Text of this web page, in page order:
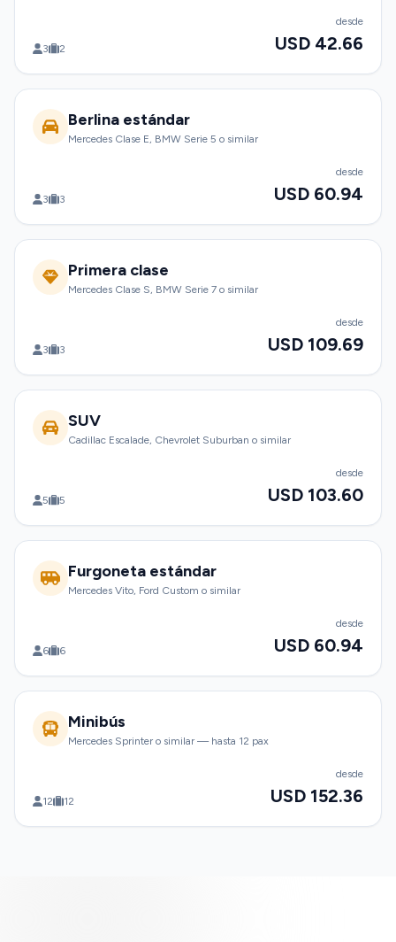
3 2
desde
USD 42.66
Berlina estándar
Mercedes Clase E, BMW Serie 5 o similar
3 3
desde
USD 60.94
Primera clase
Mercedes Clase S, BMW Serie 7 o similar
3 3
desde
USD 109.69
SUV
Cadillac Escalade, Chevrolet Suburban o similar
5 5
desde
USD 103.60
Furgoneta estándar
Mercedes Vito, Ford Custom o similar
6 6
desde
USD 60.94
Minibús
Mercedes Sprinter o similar — hasta 12 pax
12 12
desde
USD 152.36